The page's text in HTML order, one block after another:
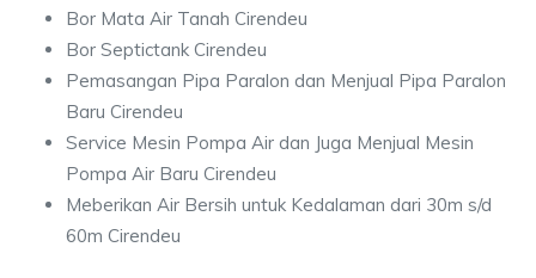
Bor Mata Air Tanah Cirendeu
Bor Septictank Cirendeu
Pemasangan Pipa Paralon dan Menjual Pipa Paralon
Baru Cirendeu
Service Mesin Pompa Air dan Juga Menjual Mesin
Pompa Air Baru Cirendeu
Meberikan Air Bersih untuk Kedalaman dari 30m s/d
60m Cirendeu